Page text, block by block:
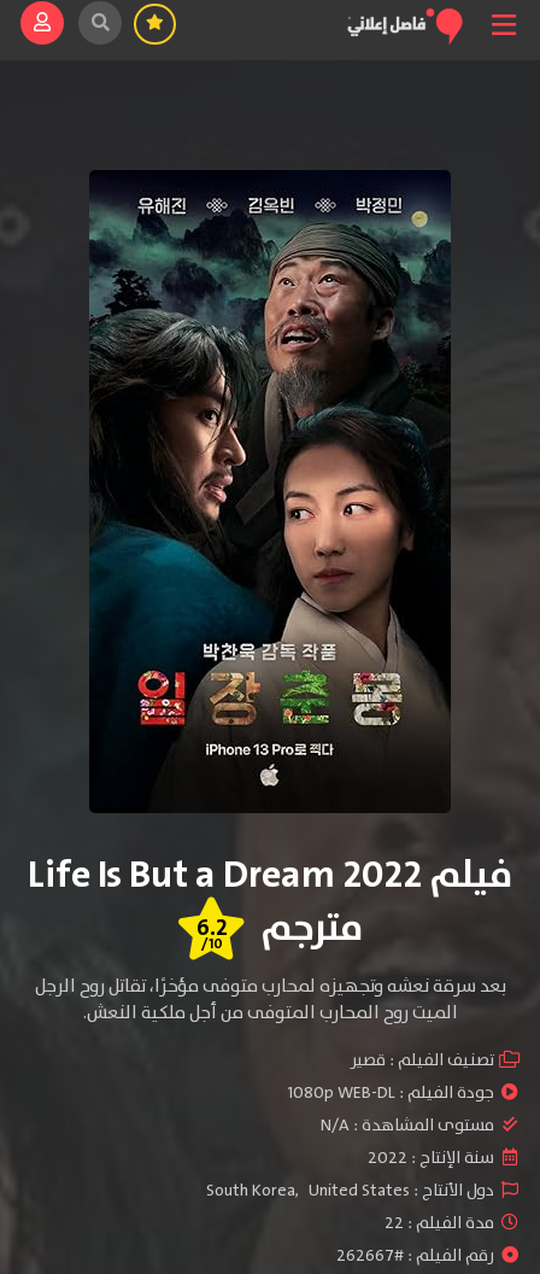
فيلم Life Is But a Dream 2022
مترجم
6.2
/10
بعد سرقة نعشه وتجهيزه لمحارب متوفى مؤخرًا، تقاتل روح الرجل
الميت روح المحارب المتوفى من أجل ملكية النعش.
تصنيف الفيلم : قصير
جودة الفيلم :1080p WEB-DL
مستوى المشاهدة :N/A
سنة الإنتاج : 2022
دول الأنتاج :
South Korea, United States
مدة الفيلم : 22
رقم الفيلم : #262667